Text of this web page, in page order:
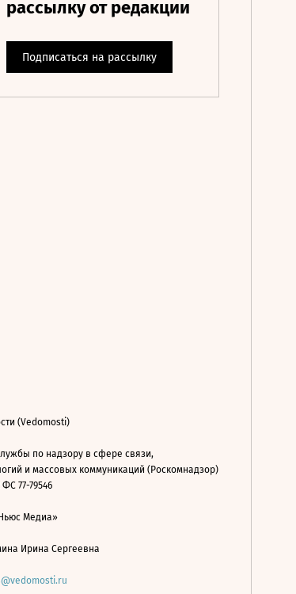
(Vedomosti)
по надзору в сфере связи,
и массовых коммуникаций (Роскомнадзор)
77-79546
Медиа»
Ирина Сергеевна